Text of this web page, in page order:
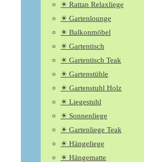
☀ Rattan Relaxliege
☀ Gartenlounge
☀ Balkonmöbel
☀ Gartentisch
☀ Gartentisch Teak
☀ Gartenstühle
☀ Gartenstuhl Holz
☀ Liegestuhl
☀ Sonnenliege
☀ Gartenliege Teak
☀ Hängeliege
☀ Hängematte